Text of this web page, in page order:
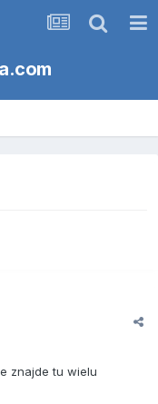
znajde tu wielu